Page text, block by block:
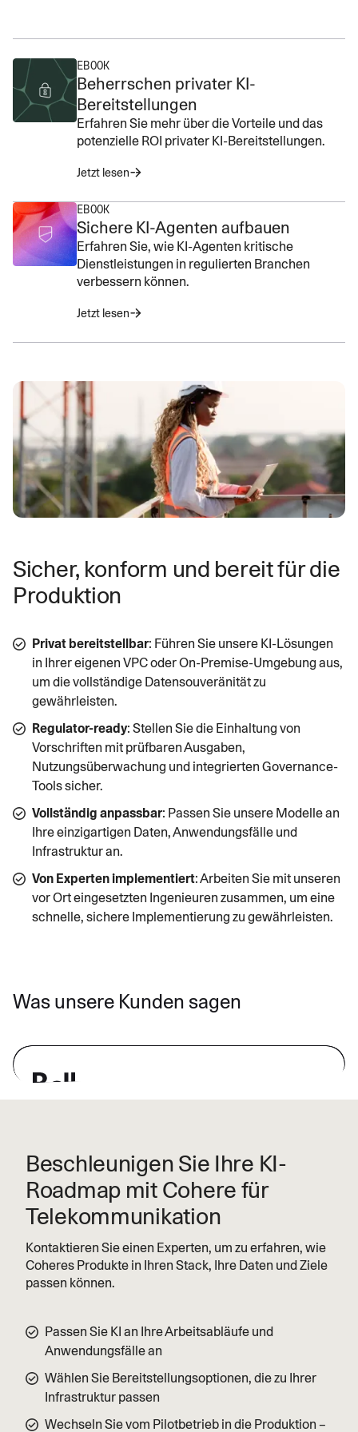
EBOOK
Beherrschen privater KI-
Bereitstellungen
Erfahren Sie mehr über die Vorteile und das
potenzielle ROI privater KI-Bereitstellungen.
Jetzt lesen
EBOOK
Sichere KI-Agenten aufbauen
Erfahren Sie, wie KI-Agenten kritische
Dienstleistungen in regulierten Branchen
verbessern können.
Jetzt lesen
Sicher, konform und bereit für die
Produktion
Privat bereitstellbar: Führen Sie unsere KI-Lösungen
in Ihrer eigenen VPC oder On-Premise-Umgebung aus,
um die vollständige Datensouveränität zu
gewährleisten.
Regulator-ready: Stellen Sie die Einhaltung von
Vorschriften mit prüfbaren Ausgaben,
Nutzungsüberwachung und integrierten Governance-
Tools sicher.
Vollständig anpassbar: Passen Sie unsere Modelle an
Ihre einzigartigen Daten, Anwendungsfälle und
Infrastruktur an.
Von Experten implementiert: Arbeiten Sie mit unseren
vor Ort eingesetzten Ingenieuren zusammen, um eine
schnelle, sichere Implementierung zu gewährleisten.
Was unsere Kunden sagen
create a sovereign, full-stack AI solution,
custom-built to support Canadian
government and business.”
Learn more
Beschleunigen Sie Ihre KI-
Roadmap mit Cohere für
Telekommunikation
Kontaktieren Sie einen Experten, um zu erfahren, wie
Coheres Produkte in Ihren Stack, Ihre Daten und Ziele
passen können.
Passen Sie KI an Ihre Arbeitsabläufe und
Anwendungsfälle an
Wählen Sie Bereitstellungsoptionen, die zu Ihrer
Infrastruktur passen
Wechseln Sie vom Pilotbetrieb in die Produktion –